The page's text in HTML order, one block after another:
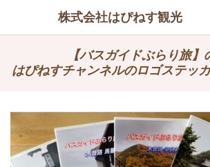
株式会社はぴねす観光
【バスガイドぶらり旅】
はぴねすチャンネルのロゴステッ